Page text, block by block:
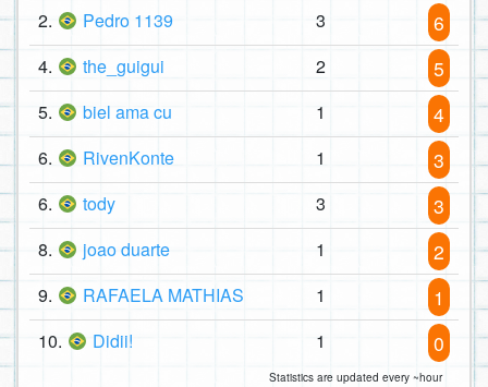
2. Pedro 1139 3 6
4. the_guigui 2 5
5. biel ama cu 1 4
6. RivenKonte 1 3
6. tody 3 3
8. joao duarte 1 2
9. RAFAELA MATHIAS 1 1
10. Didii! 1 0
Statistics are updated every ~hour